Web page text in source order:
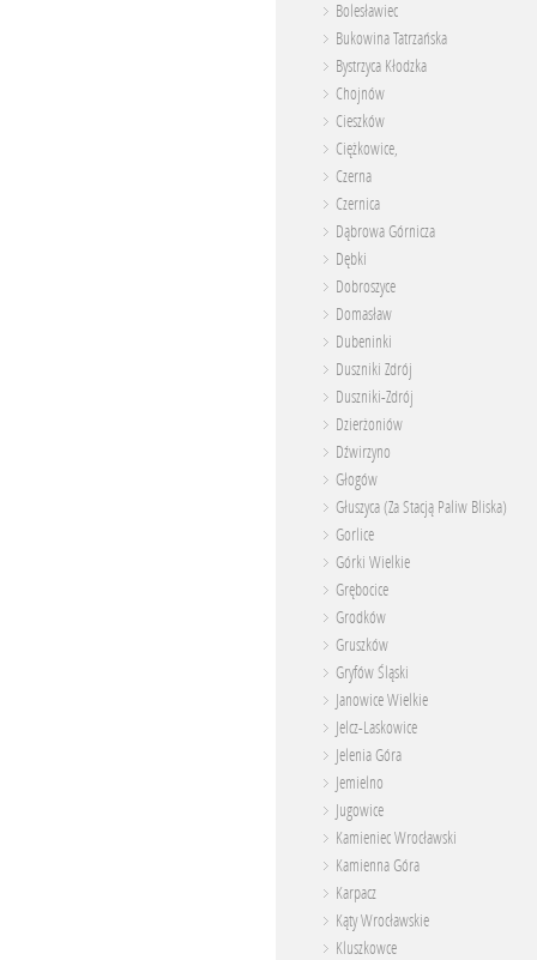
Bolesławiec
Bukowina Tatrzańska
Bystrzyca Kłodzka
Chojnów
Cieszków
Ciężkowice,
Czerna
Czernica
Dąbrowa Górnicza
Dębki
Dobroszyce
Domasław
Dubeninki
Duszniki Zdrój
Duszniki-Zdrój
Dzierżoniów
Dźwirzyno
Głogów
Głuszyca (Za Stacją Paliw Bliska)
Gorlice
Górki Wielkie
Grębocice
Grodków
Gruszków
Gryfów Śląski
Janowice Wielkie
Jelcz-Laskowice
Jelenia Góra
Jemielno
Jugowice
Kamieniec Wrocławski
Kamienna Góra
Karpacz
Kąty Wrocławskie
Kluszkowce